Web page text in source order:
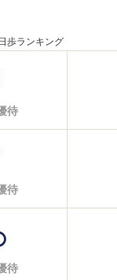
歩ランキング
待
待
待